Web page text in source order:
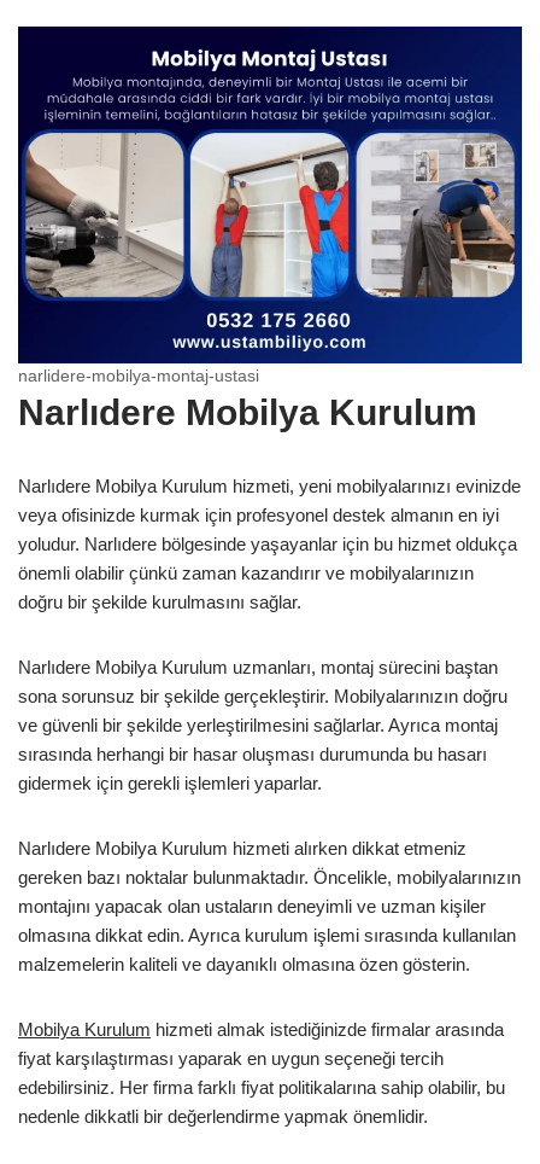
narlidere-mobilya-montaj-ustasi
Narlıdere Mobilya Kurulum
Narlıdere Mobilya Kurulum hizmeti, yeni mobilyalarınızı evinizde
veya ofisinizde kurmak için profesyonel destek almanın en iyi
yoludur. Narlıdere bölgesinde yaşayanlar için bu hizmet oldukça
önemli olabilir çünkü zaman kazandırır ve mobilyalarınızın
doğru bir şekilde kurulmasını sağlar.
Narlıdere Mobilya Kurulum uzmanları, montaj sürecini baştan
sona sorunsuz bir şekilde gerçekleştirir. Mobilyalarınızın doğru
ve güvenli bir şekilde yerleştirilmesini sağlarlar. Ayrıca montaj
sırasında herhangi bir hasar oluşması durumunda bu hasarı
gidermek için gerekli işlemleri yaparlar.
Narlıdere Mobilya Kurulum hizmeti alırken dikkat etmeniz
gereken bazı noktalar bulunmaktadır. Öncelikle, mobilyalarınızın
montajını yapacak olan ustaların deneyimli ve uzman kişiler
olmasına dikkat edin. Ayrıca kurulum işlemi sırasında kullanılan
malzemelerin kaliteli ve dayanıklı olmasına özen gösterin.
Mobilya Kurulum hizmeti almak istediğinizde firmalar arasında
fiyat karşılaştırması yaparak en uygun seçeneği tercih
edebilirsiniz. Her firma farklı fiyat politikalarına sahip olabilir, bu
nedenle dikkatli bir değerlendirme yapmak önemlidir.